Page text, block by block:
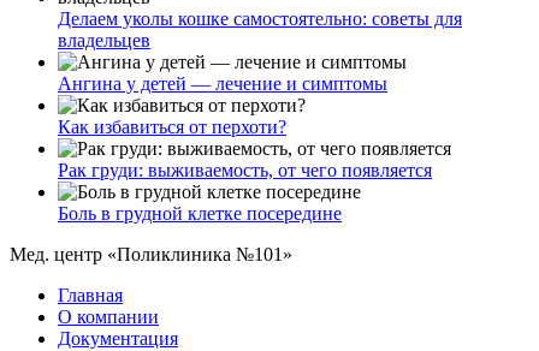
Делаем уколы кошке самостоятельно: советы для
владельцев
Ангина у детей — лечение и симптомы
Как избавиться от перхоти?
Рак груди: выживаемость, от чего появляется
Боль в грудной клетке посередине
Мед. центр «Поликлиника №101»
Главная
О компании
Документация